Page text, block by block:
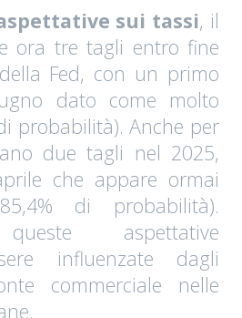
sui tassi, il
ora tre tagli entro fine
Fed, con un primo
dato come molto
probabilità). Anche per
due tagli nel 2025,
che appare ormai
di probabilità).
aspettative
influenzate dagli
commerciale nelle